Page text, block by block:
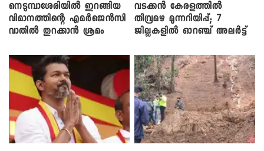
നെടുമ്പാശേരിയിൽ ഇറങ്ങിയ
വിമാനത്തിന്റെ എമർജെൻസി
വാതിൽ തുറക്കാൻ ശ്രമം
വടക്കൻ കേരളത്തിൽ
തീവ്രമഴ മുന്നറിയിപ്പ്; 7
ജില്ലകളിൽ ഓറഞ്ച് അലർട്ട്